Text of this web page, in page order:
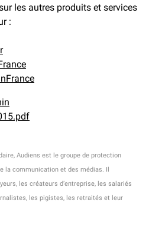
les autres produits et services
:
Audiens est le groupe de protection
la communication et des médias. Il
les créateurs d’entreprise, les salariés
les pigistes, les retraités et leur